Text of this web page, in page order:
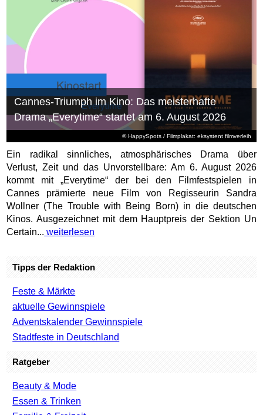
© HappySpots / Filmplakat: eksystent filmverleih
Cannes-Triumph im Kino: Das meisterhafte
Drama „Everytime“ startet am 6. August 2026
Ein radikal sinnliches, atmosphärisches Drama über
Verlust, Zeit und das Unvorstellbare: Am 6. August 2026
kommt mit „Everytime“ der bei den Filmfestspielen in
Cannes prämierte neue Film von Regisseurin Sandra
Wollner (The Trouble with Being Born) in die deutschen
Kinos. Ausgezeichnet mit dem Hauptpreis der Sektion Un
Certain... weiterlesen
Tipps der Redaktion
Feste & Märkte
aktuelle Gewinnspiele
Adventskalender Gewinnspiele
Stadtfeste in Deutschland
Ratgeber
Beauty & Mode
Essen & Trinken